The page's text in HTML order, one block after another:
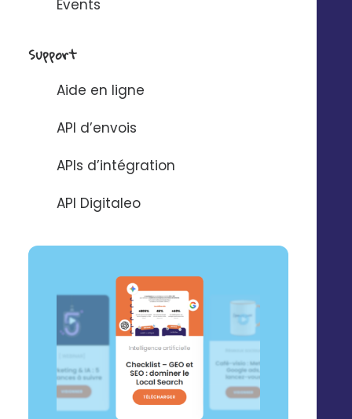
Events
Support
Aide en ligne
API d’envois
APIs d’intégration
API Digitaleo
performent en 2026